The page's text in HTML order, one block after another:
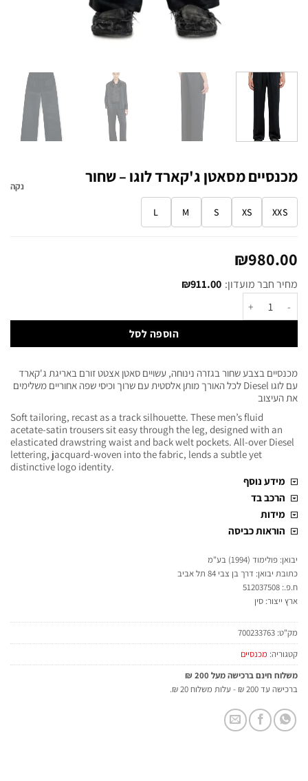
מכנסיים מסאטן ג'קארד לוגו – שחור
XXS
XS
S
M
L
נקה
₪980.00
מחיר חבר מועדון: ₪911.00
הוספה לסל
מכנסיים בצבע שחור בגזרה נינוחה, עשויים סאטן אצטט זורם באריגת ג'קארד
עם לוגו Diesel לכל האורך מותן אלסטית עם שרוך וכיסי שפה אחוריים משלימים
את העיצוב
Soft tailoring, recast as a track silhouette. These men’s fluid
acetate-satin trousers sit easy through the leg, designed with an
elasticated drawstring waist and back welt pockets. All-over Diesel
lettering, jacquard-woven into the fabric, lends a subtle yet
distinctive logo identity.
מידע נוסף
הרכב בד
מידות
הוראות כביסה
יבואן: פולימוד (1994) בע"מ
כתובת יבואן: דרך בן צבי 84 תל אביב
ח.פ.: 512037508
ארץ ייצור: סין
מק"ט: 700233763
קטגוריה: מכנסיים
משלוח חינם ברכישה מעל 200 ₪
ברכישה עד 200 ₪ - עלות משלוח 20 ₪.